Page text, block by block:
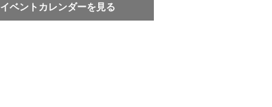
イベントカレンダーを見る